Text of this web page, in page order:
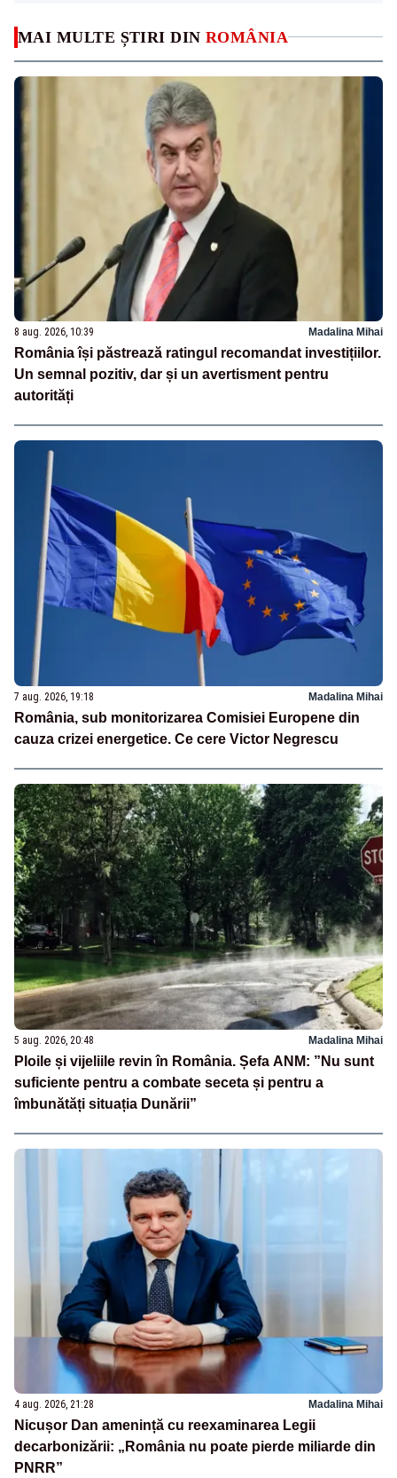
MAI MULTE ȘTIRI DIN ROMÂNIA
8 aug. 2026, 10:39 Madalina Mihai
România își păstrează ratingul recomandat investițiilor.
Un semnal pozitiv, dar și un avertisment pentru
autorități
7 aug. 2026, 19:18 Madalina Mihai
România, sub monitorizarea Comisiei Europene din
cauza crizei energetice. Ce cere Victor Negrescu
5 aug. 2026, 20:48 Madalina Mihai
Ploile și vijeliile revin în România. Șefa ANM: ”Nu sunt
suficiente pentru a combate seceta și pentru a
îmbunătăți situația Dunării”
4 aug. 2026, 21:28 Madalina Mihai
Nicușor Dan amenință cu reexaminarea Legii
decarbonizării: „România nu poate pierde miliarde din
PNRR”